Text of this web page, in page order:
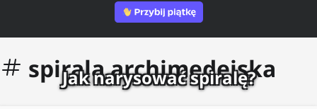
spirala archimedejska
Jak narysować spiralę?